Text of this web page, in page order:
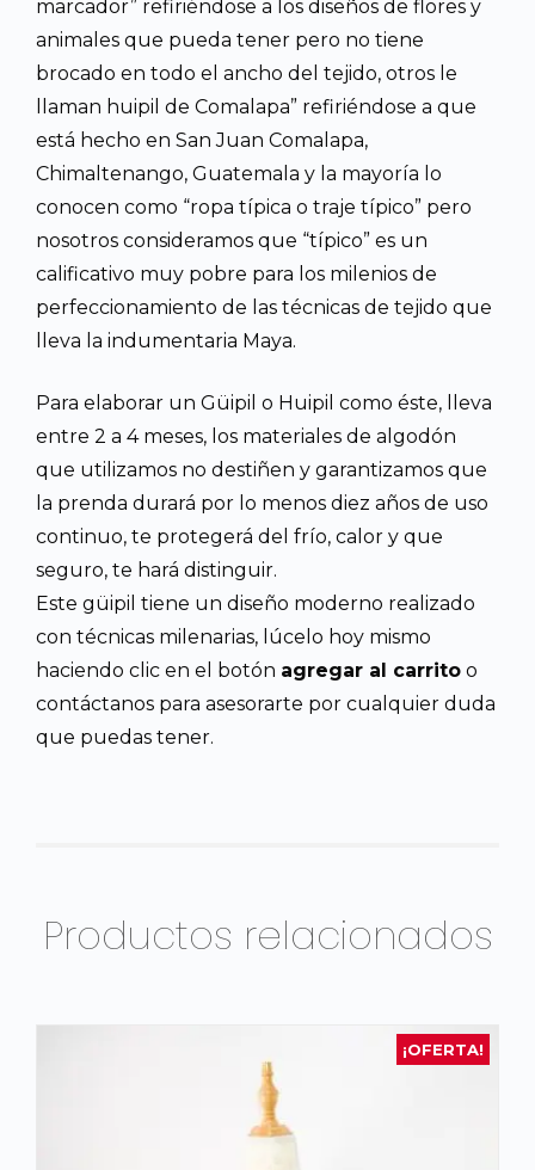
marcador” refiriéndose a los diseños de flores y
animales que pueda tener pero no tiene
brocado en todo el ancho del tejido, otros le
llaman huipil de Comalapa” refiriéndose a que
está hecho en San Juan Comalapa,
Chimaltenango, Guatemala y la mayoría lo
conocen como “ropa típica o traje típico” pero
nosotros consideramos que “típico” es un
calificativo muy pobre para los milenios de
perfeccionamiento de las técnicas de tejido que
lleva la indumentaria Maya.
Para elaborar un Güipil o Huipil como éste, lleva
entre 2 a 4 meses, los materiales de algodón
que utilizamos no destiñen y garantizamos que
la prenda durará por lo menos diez años de uso
continuo, te protegerá del frío, calor y que
seguro, te hará distinguir.
Este güipil tiene un diseño moderno realizado
con técnicas milenarias, lúcelo hoy mismo
haciendo clic en el botón agregar al carrito o
contáctanos para asesorarte por cualquier duda
que puedas tener.
Productos relacionados
¡OFERTA!